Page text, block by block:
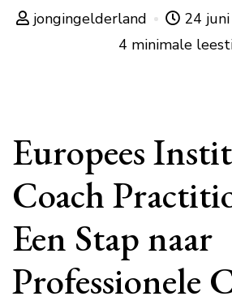
jongingelderland 24
4 minimale
Europees
Coach
Een Stap naar
Professionele